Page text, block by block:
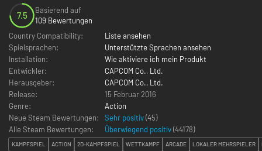
7.5
Basierend auf
109 Bewertungen
Country Compatibility:
Liste ansehen
Spielsprachen:
Unterstützte Sprachen ansehen
Installation:
Wie aktiviere ich mein Produkt
Entwickler:
CAPCOM Co., Ltd.
Herausgeber:
CAPCOM Co., Ltd.
Release:
15 Februar 2016
Genre:
Action
Neue Steam Bewertungen:
Sehr positiv(45)
Alle Steam Bewertungen:
Überwiegend positiv(44178)
KAMPFSPIEL ACTION 2D-KAMPFSPIEL WETTKAMPF ARCADE LOKALER MEHRSPIELER